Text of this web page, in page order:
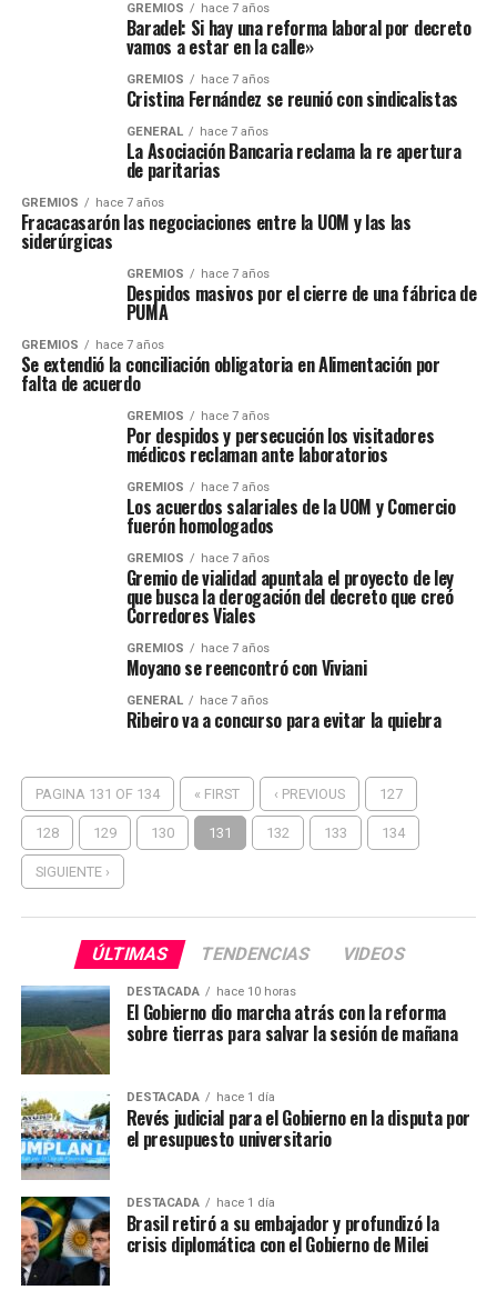
GREMIOS hace 7 años
Baradel: Si hay una reforma laboral por decreto
vamos a estar en la calle»
GREMIOS hace 7 años
Cristina Fernández se reunió con sindicalistas
GENERAL hace 7 años
La Asociación Bancaria reclama la re apertura
de paritarias
GREMIOS hace 7 años
Fracacasarón las negociaciones entre la UOM y las las
siderúrgicas
GREMIOS hace 7 años
Despidos masivos por el cierre de una fábrica de
PUMA
GREMIOS hace 7 años
Se extendió la conciliación obligatoria en Alimentación por
falta de acuerdo
GREMIOS hace 7 años
Por despidos y persecución los visitadores
médicos reclaman ante laboratorios
GREMIOS hace 7 años
Los acuerdos salariales de la UOM y Comercio
fuerón homologados
GREMIOS hace 7 años
Gremio de vialidad apuntala el proyecto de ley
que busca la derogación del decreto que creó
Corredores Viales
GREMIOS hace 7 años
Moyano se reencontró con Viviani
GENERAL hace 7 años
Ribeiro va a concurso para evitar la quiebra
PAGINA 131 OF 134 « FIRST ‹ PREVIOUS 127
128 129 130 131 132 133 134
SIGUIENTE ›
ÚLTIMAS TENDENCIAS VIDEOS
DESTACADA hace 10 horas
El Gobierno dio marcha atrás con la reforma
sobre tierras para salvar la sesión de mañana
DESTACADA hace 1 día
Revés judicial para el Gobierno en la disputa por
el presupuesto universitario
DESTACADA hace 1 día
Brasil retiró a su embajador y profundizó la
crisis diplomática con el Gobierno de Milei